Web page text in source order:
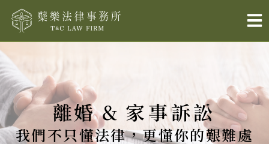
要
內
容
離婚 & 家事訴訟
我們不只懂法律，更懂你的艱難處